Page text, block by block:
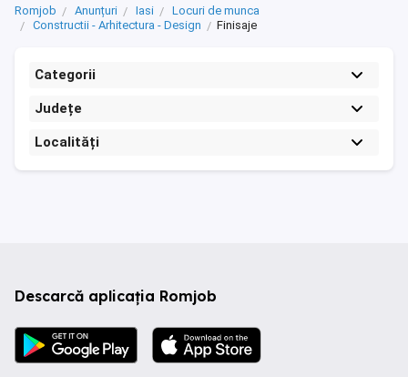
Romjob Anunțuri Iasi
Locuri de munca
Constructii - Arhitectura - Design
Finisaje
Categorii
Județe
Localități
Descarcă aplicația Romjob